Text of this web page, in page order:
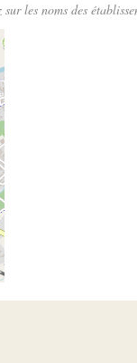
les noms des